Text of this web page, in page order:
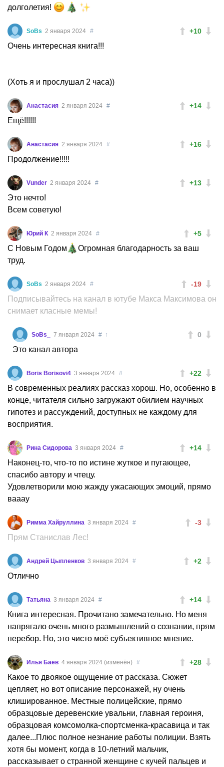
долголетия!
+10
SoBs 2 января 2024 #
Очень интересная книга!!!
(Хоть я и прослушал 2 часа))
+14
Анастасия 2 января 2024 #
Ещё!!!!!!
+16
Анастасия 2 января 2024 #
Продолжение!!!!!
+13
Vunder 2 января 2024 #
Это нечто!
Всем советую!
+5
Юрий К 2 января 2024 #
С Новым Годом
Огромная благодарность за ваш
труд.
-19
SoBs 2 января 2024 #
Подписывайтесь на канал в ютубе Макса Максимова он
снимает класные мемы!
0
SoBs_ 7 января 2024 # ↑
Это канал автора
+22
Boris Borisovi4 3 января 2024 #
В современных реалиях рассказ хорош. Но, особенно в
конце, читателя сильно загружают обилием научных
гипотез и рассуждений, доступных не каждому для
восприятия.
+14
Рина Сидорова 3 января 2024 #
Наконец-то, что-то по истине жуткое и пугающее,
спасибо автору и чтецу.
Удовлетворили мою жажду ужасающих эмоций, прямо
вааау
-3
Римма Хайруллина 3 января 2024 #
Прям Станислав Лес!
+2
Андрей Цыпленков 3 января 2024 #
Отлично
+14
Татьяна 3 января 2024 #
Книга интересная. Прочитано замечательно. Но меня
напрягало очень много размышлений о сознании, прям
перебор. Но, это чисто моё субъективное мнение.
+28
Илья Баев 4 января 2024 (изменён) #
Какое то двоякое ощущение от рассказа. Сюжет
цепляет, но вот описание персонажей, ну очень
клишированное. Местные полицейские, прямо
образцовые деревенские увальни, главная героиня,
образцовая комсомолка-спортсменка-красавица и так
далее...Плюс полное незнание работы полиции. Взять
хотя бы момент, когда в 10-летний мальчик,
рассказывает о странной женщине с кучей пальцев и